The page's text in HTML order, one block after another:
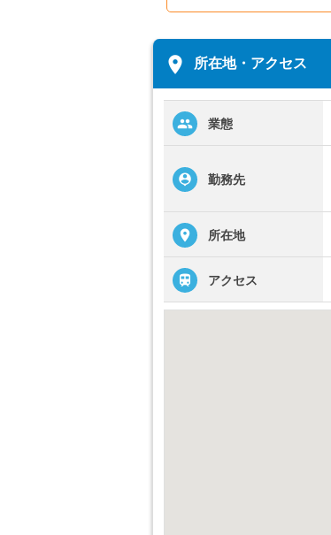
place 所在地・アクセス
業態
勤務先
所在地
アクセス